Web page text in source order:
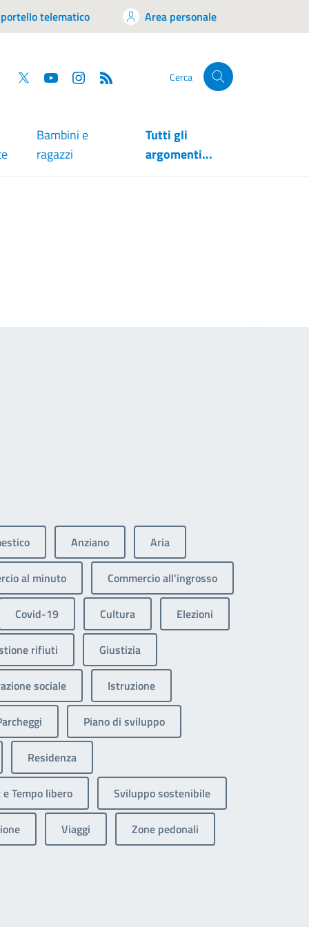
telematico Area personale
Facebook
Twitter YouTube Cerca
Bambini e
ragazzi
Tutti gli
argomenti...
Anziano Aria
al minuto Commercio all'ingrosso
Covid-19 Cultura Elezioni
rifiuti Giustizia
sociale Istruzione
Piano di sviluppo
Residenza
Tempo libero Sviluppo sostenibile
Viaggi Zone pedonali